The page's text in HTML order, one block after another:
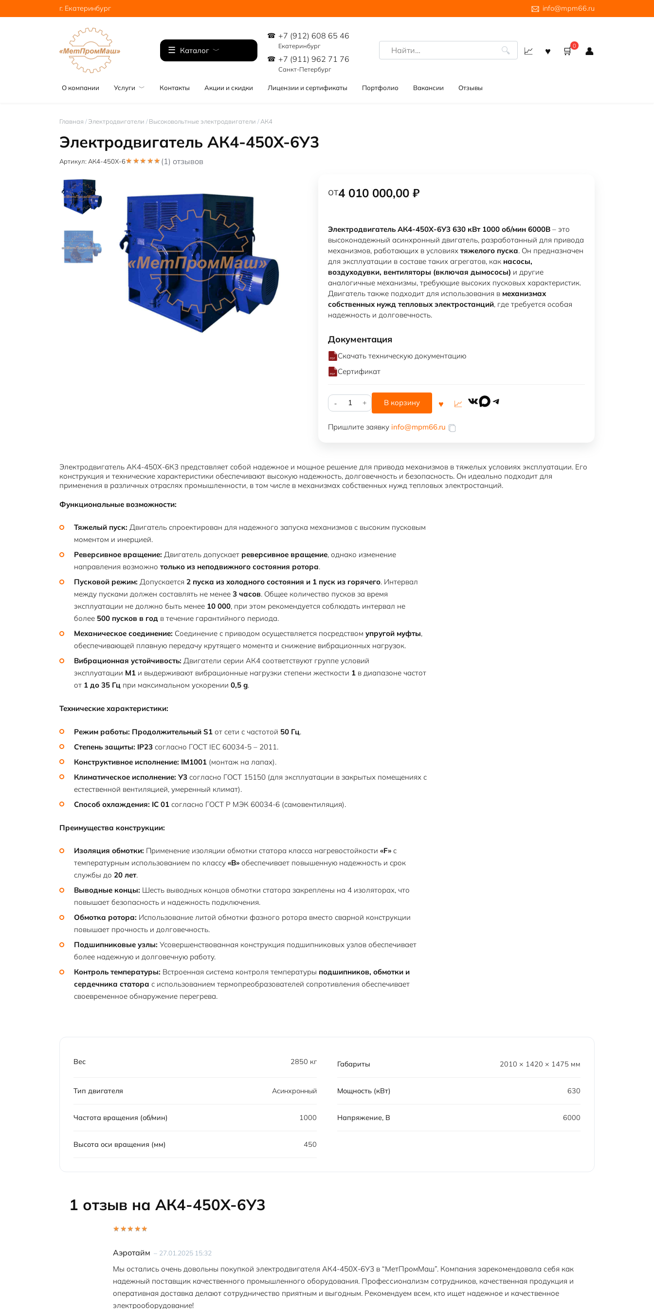
к
г. Екатеринбург info@mpm66.ru
Каталог
+7 (912) 608 65 46
Екатеринбург
+7 (911) 962 71 76
Санкт-Петербург
Search
for:
0
О компании Услуги Контакты Акции и скидки Лицензии и сертификаты Портфолио Вакансии Отзывы
Главная /Электродвигатели /Высоковольтные электродвигатели /АК4
Электродвигатель АК4-450Х-6У3
Артикул: АК4-450Х-6 (1) отзывов
от4 010 000,00 ₽
Электродвигатель АК4-450Х-6У3 630 кВт 1000 об/мин 6000В – это
высоконадежный асинхронный двигатель, разработанный для привода
механизмов, работающих в условиях тяжелого пуска. Он предназначен
для эксплуатации в составе таких агрегатов, как насосы,
воздуходувки, вентиляторы (включая дымососы) и другие
аналогичные механизмы, требующие высоких пусковых характеристик.
Двигатель также подходит для использования в механизмах
собственных нужд тепловых электростанций, где требуется особая
надежность и долговечность.
Документация
Скачать техническую документацию
Сертификат
Количество
товара
450Х-6У3
В корзину VKMAXTelegram
Пришлите заявку info@mpm66.ru
Электродвигатель АК4-450Х-6К3 представляет собой надежное и мощное решение для привода механизмов в тяжелых условиях эксплуатации. Его
конструкция и технические характеристики обеспечивают высокую надежность, долговечность и безопасность. Он идеально подходит для
применения в различных отраслях промышленности, в том числе в механизмах собственных нужд тепловых электростанций.
Функциональные возможности:
Тяжелый пуск: Двигатель спроектирован для надежного запуска механизмов с высоким пусковым
моментом и инерцией.
Реверсивное вращение: Двигатель допускает реверсивное вращение, однако изменение
направления возможно только из неподвижного состояния ротора.
Пусковой режим: Допускается 2 пуска из холодного состояния и 1 пуск из горячего. Интервал
между пусками должен составлять не менее 3 часов. Общее количество пусков за время
эксплуатации не должно быть менее 10 000, при этом рекомендуется соблюдать интервал не
более 500 пусков в год в течение гарантийного периода.
Механическое соединение: Соединение с приводом осуществляется посредством упругой муфты,
обеспечивающей плавную передачу крутящего момента и снижение вибрационных нагрузок.
Вибрационная устойчивость: Двигатели серии АК4 соответствуют группе условий
эксплуатации М1 и выдерживают вибрационные нагрузки степени жесткости 1 в диапазоне частот
от 1 до 35 Гц при максимальном ускорении 0,5 g.
Технические характеристики:
Режим работы: Продолжительный S1 от сети с частотой 50 Гц.
Степень защиты: IP23 согласно ГОСТ IEC 60034-5 – 2011.
Конструктивное исполнение: IM1001 (монтаж на лапах).
Климатическое исполнение: У3 согласно ГОСТ 15150 (для эксплуатации в закрытых помещениях с
естественной вентиляцией, умеренный климат).
Способ охлаждения: IC 01 согласно ГОСТ Р МЭК 60034-6 (самовентиляция).
Преимущества конструкции:
Изоляция обмотки: Применение изоляции обмотки статора класса нагревостойкости «F» с
температурным использованием по классу «В» обеспечивает повышенную надежность и срок
службы до 20 лет.
Выводные концы: Шесть выводных концов обмотки статора закреплены на 4 изоляторах, что
повышает безопасность и надежность подключения.
Обмотка ротора: Использование литой обмотки фазного ротора вместо сварной конструкции
повышает прочность и долговечность.
Подшипниковые узлы: Усовершенствованная конструкция подшипниковых узлов обеспечивает
более надежную и долговечную работу.
Контроль температуры: Встроенная система контроля температуры подшипников, обмотки и
сердечника статора с использованием термопреобразователей сопротивления обеспечивает
своевременное обнаружение перегрева.
Вес 2850 кг Габариты 2010 × 1420 × 1475 мм
Тип двигателя Асинхронный Мощность (кВт) 630
Частота вращения (об/мин) 1000 Напряжение, В 6000
Высота оси вращения (мм) 450
1 отзыв на АК4-450Х-6У3
5из 5
Аэротайм – 27.01.2025 15:32
Мы остались очень довольны покупкой электродвигателя АК4-450Х-6У3 в “МетПромМаш”. Компания зарекомендовала себя как
надежный поставщик качественного промышленного оборудования. Профессионализм сотрудников, качественная продукция и
оперативная доставка делают сотрудничество приятным и выгодным. Рекомендуем всем, кто ищет надежное и качественное
электрооборудование!